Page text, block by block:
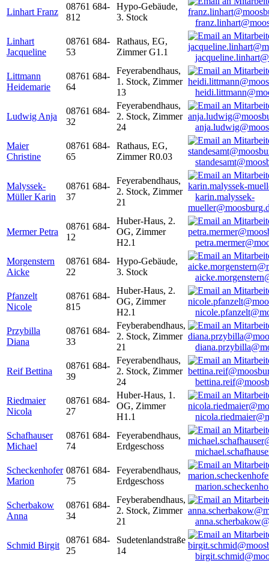
Linhart Franz
08761 684-
812
Hypo-Gebäude,
3. Stock
Linhart
Jacqueline
08761 684-
53
Rathaus, EG,
Zimmer G1.1
Littmann
Heidemarie
08761 684-
64
Feyerabendhaus,
1. Stock, Zimmer
13
Ludwig Anja
08761 684-
32
Feyerabendhaus,
2. Stock, Zimmer
24
Maier
Christine
08761 684-
65
Rathaus, EG,
Zimmer R0.03
Malyssek-
Müller Karin
08761 684-
37
Feyerabendhaus,
2. Stock, Zimmer
21
karin.malyssek-
Mermer Petra
08761 684-
12
Huber-Haus, 2.
OG, Zimmer
H2.1
Morgenstern
Aicke
08761 684-
22
Hypo-Gebäude,
3. Stock
Pfanzelt
Nicole
08761 684-
815
Huber-Haus, 2.
OG, Zimmer
H2.1
Przybilla
Diana
08761 684-
33
Feyberabendhaus,
2. Stock, Zimmer
21
Reif Bettina
08761 684-
39
Feyerabendhaus,
2. Stock, Zimmer
24
Riedmaier
Nicola
08761 684-
27
Huber-Haus, 1.
OG, Zimmer
H1.1
Schafhauser
Michael
08761 684-
74
Feyerabendhaus,
Erdgeschoss
Scheckenhofer
Marion
08761 684-
75
Feyerabendhaus,
Erdgeschoss
Scherbakow
Anna
08761 684-
34
Feyberabendhaus,
2. Stock, Zimmer
21
Schmid Birgit
08761 684-
25
Sudetenlandstraße
14